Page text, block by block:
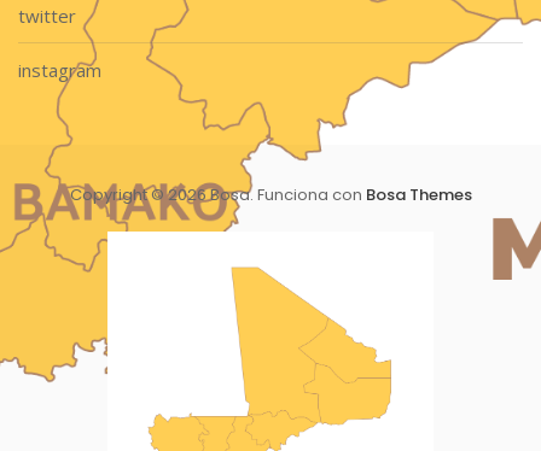
twitter
instagram
Copyright © 2026 Bosa. Funciona con Bosa Themes